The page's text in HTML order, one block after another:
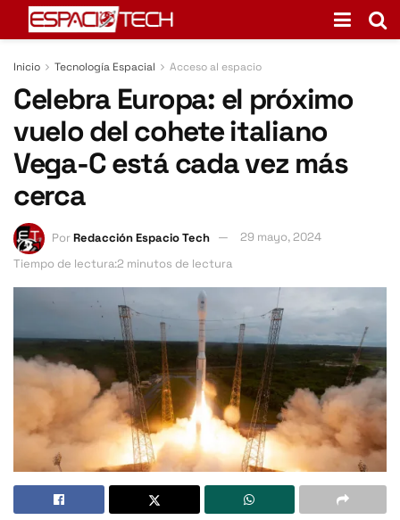
Inicio Tecnología Espacial Acceso al espacio
Celebra Europa: el próximo
vuelo del cohete italiano
Vega-C está cada vez más
cerca
PorRedacción Espacio Tech
29 mayo, 2024
Tiempo de lectura:2 minutos de lectura